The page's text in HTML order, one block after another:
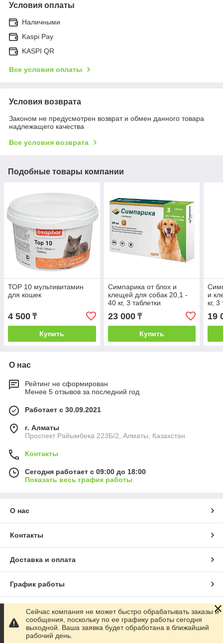
Условия оплаты
Наличными
Kaspi Pay
KASPI QR
Все условия оплаты
Условия возврата
Законом не предусмотрен возврат и обмен данного товара
надлежащего качества
Все условия возврата
Подобные товары компании
ТОР 10 мультивитамин
для кошек
4 500 ₸
Купить
Симпарика от блох и
клещей для собак 20,1 -
40 кг, 3 таблетки
23 000₸
Купить
и
кг,
19
О нас
Рейтинг не сформирован
Менее 5 отзывов за последний год
Работает с 30.09.2021
г. Алматы
Проспект Райымбека 223Б/2, Алматы, Казахстан
Контакты
Сегодня работает с 09:00 до 18:00
Показать весь график работы
О нас
Контакты
Доставка и оплата
График работы
Полная версия сайта
Сайт создан на маркетплейсе Satu.kz
Сейчас компания не может быстро обрабатывать заказы и
сообщения, поскольку по ее графику работы сегодня
выходной. Ваша заявка будет обработана в ближайший
рабочий день.